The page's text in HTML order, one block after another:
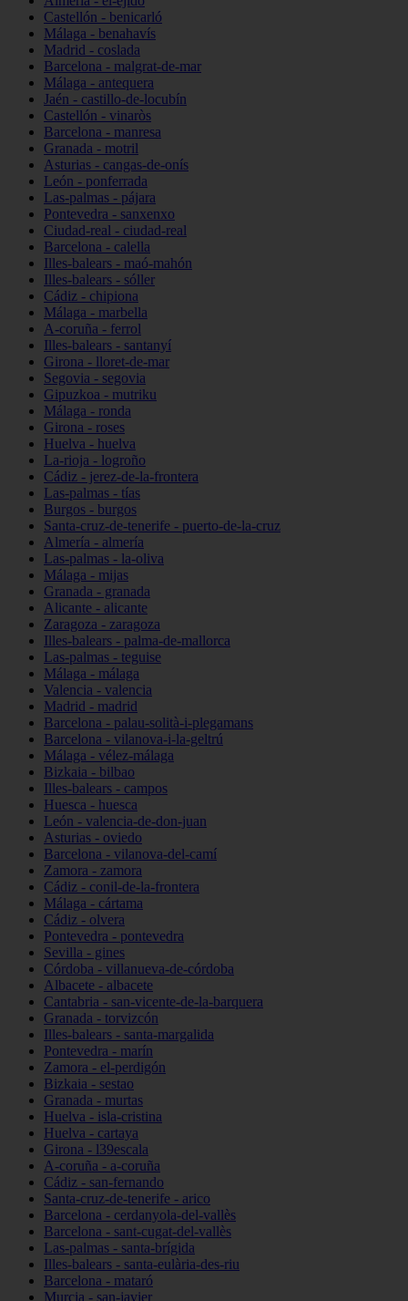
Castellón - benicarló
Málaga - benahavís
Madrid - coslada
Barcelona - malgrat-de-mar
Málaga - antequera
Jaén - castillo-de-locubín
Castellón - vinaròs
Barcelona - manresa
Granada - motril
Asturias - cangas-de-onís
León - ponferrada
Las-palmas - pájara
Pontevedra - sanxenxo
Ciudad-real - ciudad-real
Barcelona - calella
Illes-balears - maó-mahón
Illes-balears - sóller
Cádiz - chipiona
Málaga - marbella
A-coruña - ferrol
Illes-balears - santanyí
Girona - lloret-de-mar
Segovia - segovia
Gipuzkoa - mutriku
Málaga - ronda
Girona - roses
Huelva - huelva
La-rioja - logroño
Cádiz - jerez-de-la-frontera
Las-palmas - tías
Burgos - burgos
Santa-cruz-de-tenerife - puerto-de-la-cruz
Almería - almería
Las-palmas - la-oliva
Málaga - mijas
Granada - granada
Alicante - alicante
Zaragoza - zaragoza
Illes-balears - palma-de-mallorca
Las-palmas - teguise
Málaga - málaga
Valencia - valencia
Madrid - madrid
Barcelona - palau-solità-i-plegamans
Barcelona - vilanova-i-la-geltrú
Málaga - vélez-málaga
Bizkaia - bilbao
Illes-balears - campos
Huesca - huesca
León - valencia-de-don-juan
Asturias - oviedo
Barcelona - vilanova-del-camí
Zamora - zamora
Cádiz - conil-de-la-frontera
Málaga - cártama
Cádiz - olvera
Pontevedra - pontevedra
Sevilla - gines
Córdoba - villanueva-de-córdoba
Albacete - albacete
Cantabria - san-vicente-de-la-barquera
Granada - torvizcón
Illes-balears - santa-margalida
Pontevedra - marín
Zamora - el-perdigón
Bizkaia - sestao
Granada - murtas
Huelva - isla-cristina
Huelva - cartaya
Girona - l39escala
A-coruña - a-coruña
Cádiz - san-fernando
Santa-cruz-de-tenerife - arico
Barcelona - cerdanyola-del-vallès
Barcelona - sant-cugat-del-vallès
Las-palmas - santa-brígida
Illes-balears - santa-eulària-des-riu
Barcelona - mataró
Murcia - san-javier